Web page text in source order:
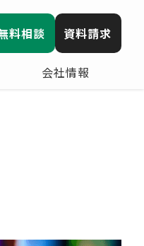
会社情報
料相談 資料請求